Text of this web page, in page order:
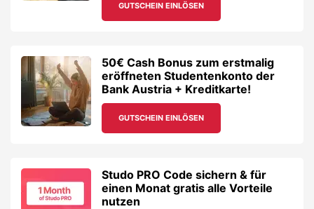
GUTSCHEIN EINLÖSEN
50€ Cash Bonus zum erstmalig
eröffneten Studentenkonto der
Bank Austria + Kreditkarte!
GUTSCHEIN EINLÖSEN
Studo PRO Code sichern & für
einen Monat gratis alle Vorteile
nutzen